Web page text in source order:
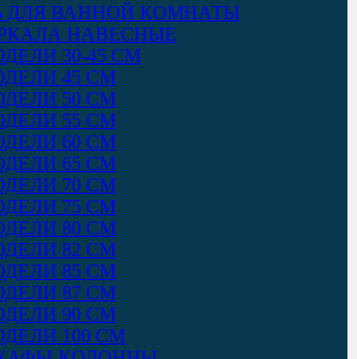
ДЛЯ ВАННОЙ КОМНАТЫ
НАВЕСНЫЕ
30-45 СМ
45 СМ
50 СМ
55 СМ
60 СМ
65 СМ
70 СМ
75 СМ
80 СМ
82 СМ
85 СМ
87 СМ
90 СМ
100 СМ